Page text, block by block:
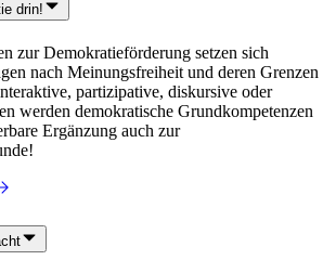
drin!
zur Demokratieförderung setzen sich
nach Meinungsfreiheit und deren Grenzen
partizipative, diskursive oder
werden demokratische Grundkompetenzen
Ergänzung auch zur